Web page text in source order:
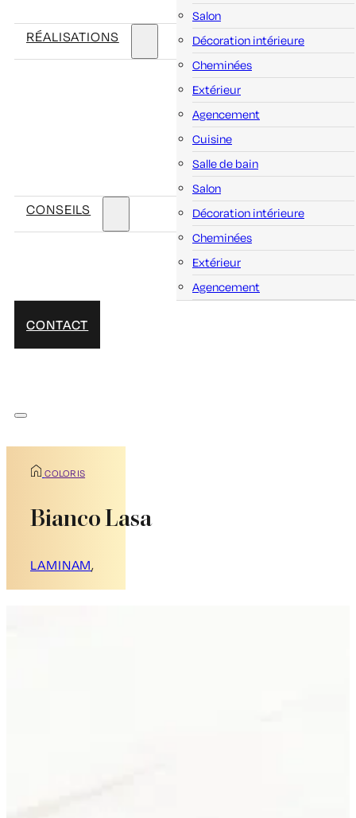
RÉALISATIONS
Salon
Décoration intérieure
Cheminées
Extérieur
Agencement
CONSEILS
Cuisine
Salle de bain
Salon
Décoration intérieure
Cheminées
Extérieur
Agencement
CONTACT
COLORIS
Bianco Lasa
LAMINAM